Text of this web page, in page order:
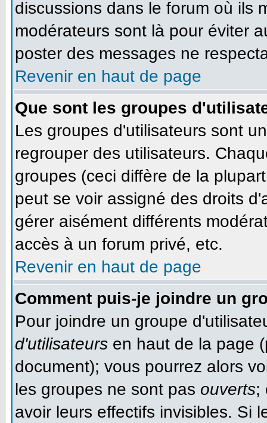
discussions dans le forum où ils
modérateurs sont là pour éviter
poster des messages ne
Revenir en haut de page
Que sont les groupes
Les groupes d'utilisateurs sont
regrouper des utilisateurs.
groupes (ceci diffère de la
peut se voir assigné des droits
gérer aisément différents
accès à un forum privé, etc.
Revenir en haut de page
Comment puis-je joindre un
Pour joindre un groupe
d'utilisateurs en haut de la page
document); vous pourrez alors
les groupes ne sont pas ouverts;
avoir leurs effectifs invisibles. Si